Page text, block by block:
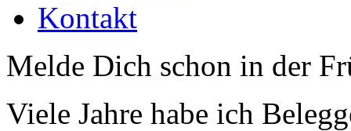
Kontakt
Melde Dich schon in der
Viele Jahre habe ich